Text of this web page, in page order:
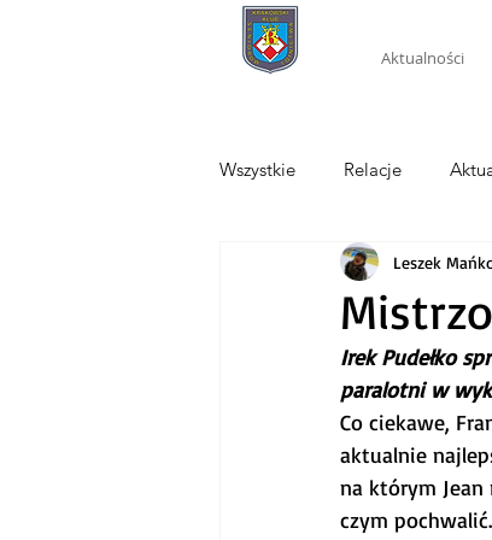
Aktualności
Wszystkie Relacje
Leszek
Irek Pudełko
paralotni w
Co ciekawe,
aktualnie
na którym
czym